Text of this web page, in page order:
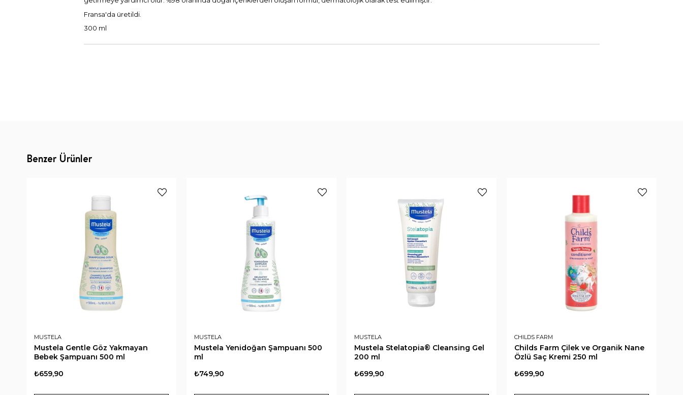
Fransa'da üretildi.
300 ml
Benzer Ürünler
MUSTELA
Mustela Gentle Göz Yakmayan
Bebek Şampuanı 500 ml
₺659,90
MUSTELA
Mustela Yenidoğan Şampuanı 500
ml
₺749,90
MUSTELA
Mustela Stelatopia® Cleansing Gel
200 ml
₺699,90
CHILDS FARM
Childs Farm Çilek ve Organik Nane
Özlü Saç Kremi 250 ml
₺699,90